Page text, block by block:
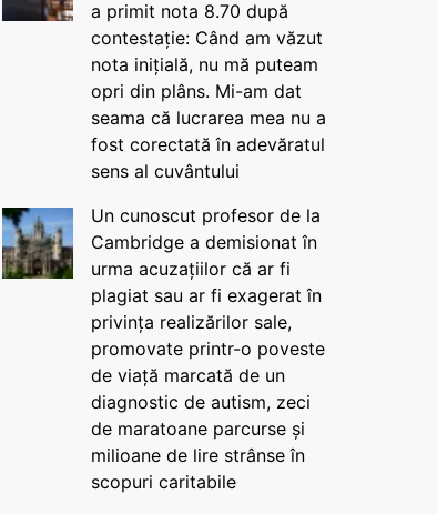
a primit nota 8.70 după
contestație: Când am văzut
nota inițială, nu mă puteam
opri din plâns. Mi-am dat
seama că lucrarea mea nu a
fost corectată în adevăratul
sens al cuvântului
Un cunoscut profesor de la
Cambridge a demisionat în
urma acuzațiilor că ar fi
plagiat sau ar fi exagerat în
privința realizărilor sale,
promovate printr-o poveste
de viață marcată de un
diagnostic de autism, zeci
de maratoane parcurse și
milioane de lire strânse în
scopuri caritabile